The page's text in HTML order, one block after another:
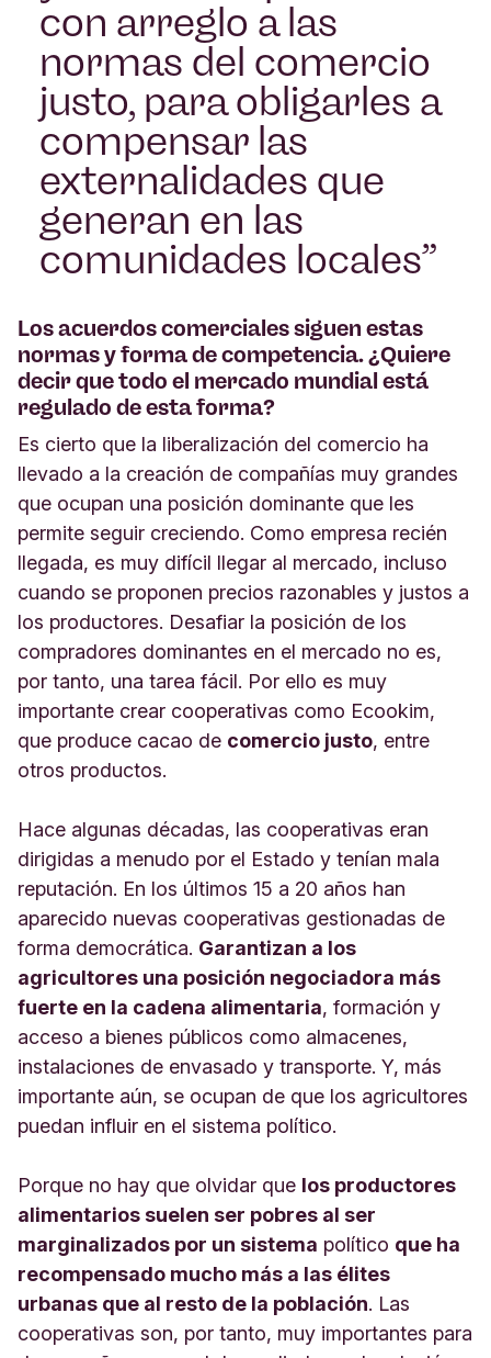
con arreglo a las
normas del comercio
justo, para obligarles a
compensar las
externalidades que
generan en las
comunidades locales
Los acuerdos comerciales siguen estas
normas y forma de competencia. ¿Quiere
decir que todo el mercado mundial está
regulado de esta forma?
Es cierto que la liberalización del comercio ha
llevado a la creación de compañías muy grandes
que ocupan una posición dominante que les
permite seguir creciendo. Como empresa recién
llegada, es muy difícil llegar al mercado, incluso
cuando se proponen precios razonables y justos a
los productores. Desafiar la posición de los
compradores dominantes en el mercado no es,
por tanto, una tarea fácil. Por ello es muy
importante crear cooperativas como Ecookim,
que produce cacao de comercio justo, entre
otros productos.
Hace algunas décadas, las cooperativas eran
dirigidas a menudo por el Estado y tenían mala
reputación. En los últimos 15 a 20 años han
aparecido nuevas cooperativas gestionadas de
forma democrática. Garantizan a los
agricultores una posición negociadora más
fuerte en la cadena alimentaria, formación y
acceso a bienes públicos como almacenes,
instalaciones de envasado y transporte. Y, más
importante aún, se ocupan de que los agricultores
puedan influir en el sistema político.
Porque no hay que olvidar que los productores
alimentarios suelen ser pobres al ser
marginalizados por un sistema político que ha
recompensado mucho más a las élites
urbanas que al resto de la población. Las
cooperativas son, por tanto, muy importantes para